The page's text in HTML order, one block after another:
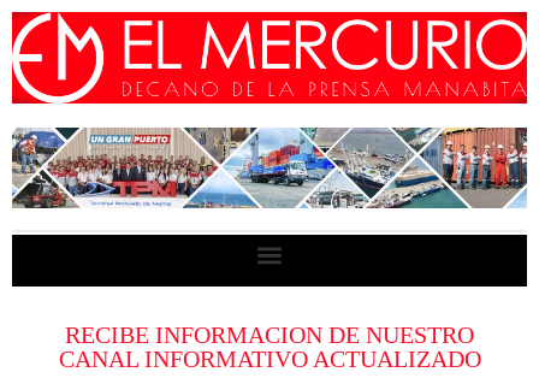
RECIBE INFORMACION DE NUESTRO
CANAL INFORMATIVO ACTUALIZADO